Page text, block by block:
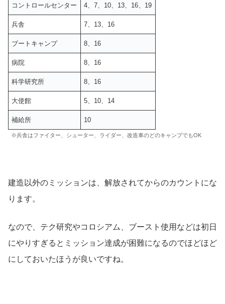
コントロールセンター 4、7、10、13、16、19
兵舎 7、13、16
ブートキャンプ 8、16
病院 8、16
科学研究所 8、16
大使館 5、10、14
補給所 10
※兵舎はファイター、シューター、ライダー、改造車のどのキャンプでもOK
建造以外のミッションは、解放されてからのカウントにな
ります。
なので、テク研究やコロシアム、ブースト使用などは初日
にやりすぎるとミッション達成が困難になるのでほどほど
にしておいたほうが良いですね。